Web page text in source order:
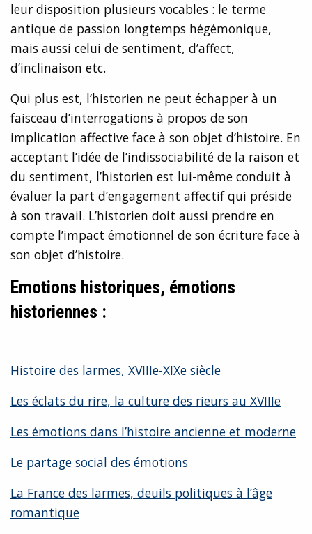
leur disposition plusieurs vocables : le terme
antique de passion longtemps hégémonique,
mais aussi celui de sentiment, d’affect,
d’inclinaison etc.
Qui plus est, l’historien ne peut échapper à un
faisceau d’interrogations à propos de son
implication affective face à son objet d’histoire. En
acceptant l’idée de l’indissociabilité de la raison et
du sentiment, l’historien est lui-même conduit à
évaluer la part d’engagement affectif qui préside
à son travail. L’historien doit aussi prendre en
compte l’impact émotionnel de son écriture face à
son objet d’histoire.
Emotions historiques, émotions
historiennes :
Histoire des larmes, XVIIIe-XIXe siècle
Les éclats du rire, la culture des rieurs au XVIIIe
Les émotions dans l’histoire ancienne et moderne
Le partage social des émotions
La France des larmes, deuils politiques à l’âge
romantique